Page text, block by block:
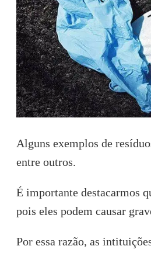
Alguns exemplos de
entre outros.
É importante destacarmos
pois eles podem causar
Por essa razão, as